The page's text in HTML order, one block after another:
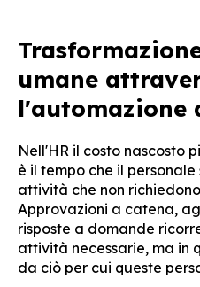
umane
l'automazione
Nell'HR il costo nascosto
è il tempo che il
attività che non
Approvazioni a catena,
risposte a domande
attività necessarie, ma in
da ciò per cui queste